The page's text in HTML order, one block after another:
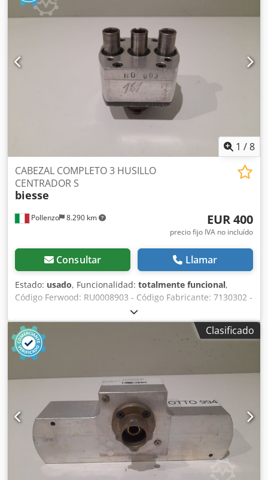
sin usar / embalaje original Cantidad: 2 unidades
1 /8
Pollenzo 8.290 km
CABEZAL COMPLETO 3 HUSILLO
CENTRADOR S
biesse
EUR 400
precio fijo IVA no incluído
Consultar Llamar
Estado: usado, Funcionalidad: totalmente funcional,
Código Ferwood: RU0008903 - Código Fabricante: 7130302 -
Estado: Usado - Funcionalidad: Totalmente funcional -
Máquina Compatible: MANDRINADORA BIESSE TECHNO
FDT - TECHNO F - TECHNO S - Si está interesado ofrecemos
un servicio de revisión, consúltenos. Csdpfev Hgtxjx Anverf
Clasificado